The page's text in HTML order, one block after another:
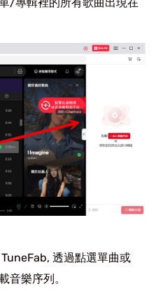
透過點選單曲或
音樂序列。